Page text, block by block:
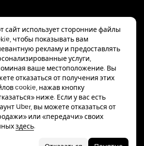
Inc.
Специальные
сайт использует сторонние файлы
чтобы показывать вам
рекламу и предоставлять
услуги,
ваше местоположение. Вы
отказаться от получения этих
cookie, нажав кнопку
ниже. Если у вас есть
Uber, вы можете отказаться от
или «передачи» своих
здесь.